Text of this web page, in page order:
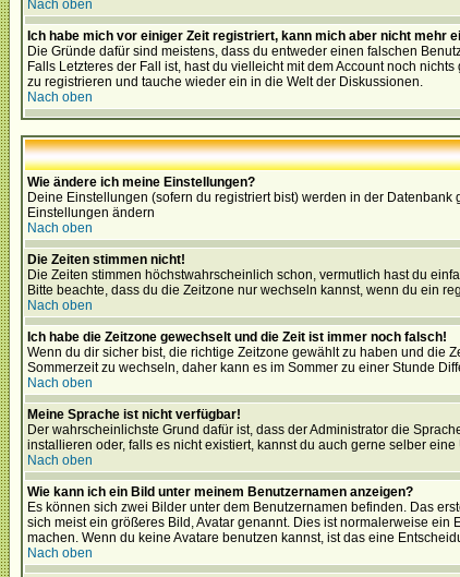
Nach oben
Ich habe mich vor einiger Zeit registriert, kann mich aber nicht mehr
Die Gründe dafür sind meistens, dass du entweder einen falschen
Falls Letzteres der Fall ist, hast du vielleicht mit dem Account noch
zu registrieren und tauche wieder ein in die Welt der Diskussionen.
Nach oben
Wie ändere ich meine Einstellungen?
Deine Einstellungen (sofern du registriert bist) werden in der Datenbank
Einstellungen ändern
Nach oben
Die Zeiten stimmen nicht!
Die Zeiten stimmen höchstwahrscheinlich schon, vermutlich hast du
Bitte beachte, dass du die Zeitzone nur wechseln kannst, wenn du ein
Nach oben
Ich habe die Zeitzone gewechselt und die Zeit ist immer noch falsch!
Wenn du dir sicher bist, die richtige Zeitzone gewählt zu haben und die
Sommerzeit zu wechseln, daher kann es im Sommer zu einer Stunde
Nach oben
Meine Sprache ist nicht verfügbar!
Der wahrscheinlichste Grund dafür ist, dass der Administrator die
installieren oder, falls es nicht existiert, kannst du auch gerne selber
Nach oben
Wie kann ich ein Bild unter meinem Benutzernamen anzeigen?
Es können sich zwei Bilder unter dem Benutzernamen befinden. Das
sich meist ein größeres Bild, Avatar genannt. Dies ist normalerweise
machen. Wenn du keine Avatare benutzen kannst, ist das eine
Nach oben